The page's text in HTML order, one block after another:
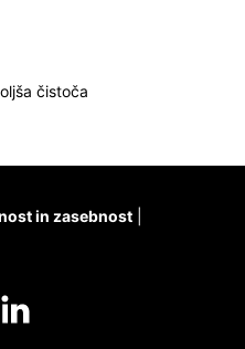
čistoča
in zasebnost